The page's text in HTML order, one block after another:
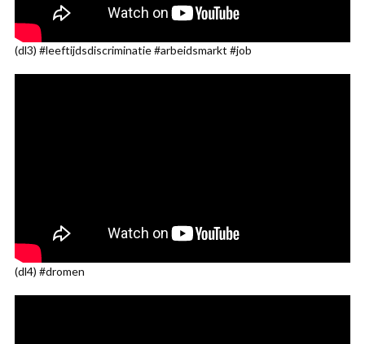
(dl3) #leeftijdsdiscriminatie #arbeidsmarkt #job
(dl4) #dromen